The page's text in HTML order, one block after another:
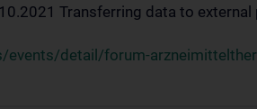
Transferring data to external
detail/forum-